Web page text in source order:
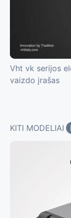
Vht vk serijos
vaizdo įrašas
KITI MODELIAI